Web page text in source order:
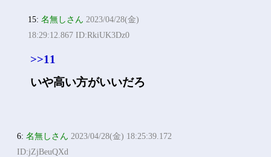
15:名無しさん 2023/04/28(金)
18:29:12.867 ID:RkiUK3Dz0
>>11
いや高い方がいいだろ
6:名無しさん 2023/04/28(金) 18:25:39.172
ID:jZjBeuQXd